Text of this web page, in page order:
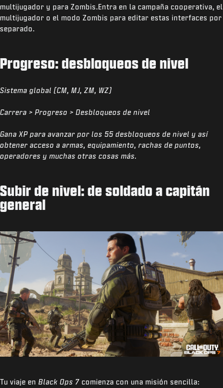
multijugador y para Zombis.Entra en la campaña cooperativa, el
multijugador o el modo Zombis para editar estas interfaces por
separado.
Progreso: desbloqueos de nivel
Sistema global (CM, MJ, ZM, WZ)
Carrera > Progreso > Desbloqueos de nivel
Gana XP para avanzar por los 55 desbloqueos de nivel y así
obtener acceso a armas, equipamiento, rachas de puntos,
operadores y muchas otras cosas más.
Subir de nivel: de soldado a capitán
general
Tu viaje en Black Ops 7 comienza con una misión sencilla: